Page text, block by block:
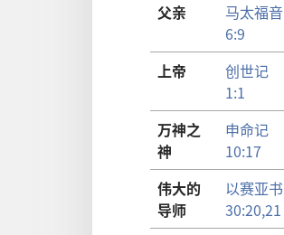
父亲
马太福音
6:9
上帝
创世记
1:1
万神之
神
申命记
10:17
伟大的
导师
以赛亚书
30:20,21